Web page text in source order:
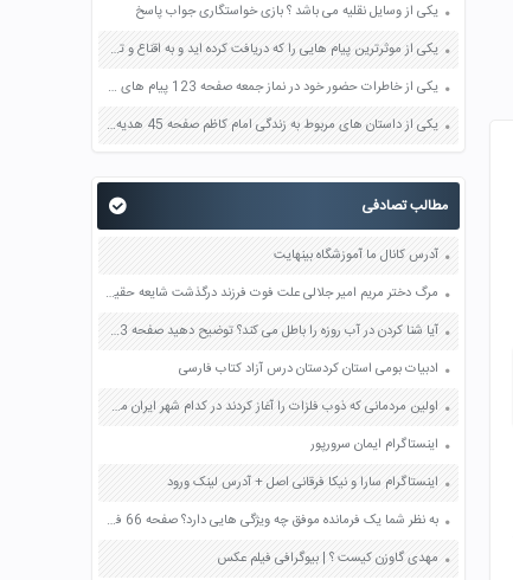
یکی از وسایل نقلیه می باشد ؟ بازی خواستگاری جواب پاسخ
یکی از موثرترین پیام هایی را که دریافت کرده اید و به اقناع و تغییری جدی در شما منجر شده است برسی کنید و علت این تاثیر گذاری قابل توجه را بنویسید صفحه 52 تفکر و سواد رسانه ای دهم
یکی از خاطرات حضور خود در نماز جمعه صفحه 123 پیام های آسمان هفتم
یکی از داستان های مربوط به زندگی امام کاظم صفحه 45 هدیه های آسمان چهارم
مطالب تصادفی
آدرس کانال ما آموزشگاه بینهایت
مرگ دختر مریم امیر جلالی علت فوت فرزند درگذشت شایعه حقیقت + ماجرای
آیا شنا کردن در آب روزه را باطل می کند؟ توضیح دهید صفحه 63 پیام های آسمان هشتم
ادبیات بومی استان کردستان درس آزاد کتاب فارسی
اولین مردمانی که ذوب فلزات را آغاز کردند در کدام شهر ایران می زیستند ؟ بازی خواستگاری جواب پاسخ
اینستاگرام ایمان سرورپور
اینستاگرام سارا و نیکا فرقانی اصل + آدرس لینک ورود
به نظر شما یک فرمانده موفق چه ویژگی هایی دارد؟ صفحه 66 فارسی هشتم
مهدی گاوزن کیست ؟ | بیوگرافی فیلم عکس